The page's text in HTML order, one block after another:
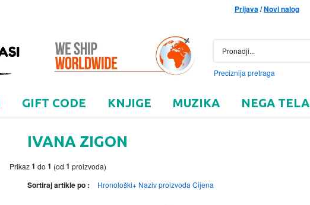
Prijava/Novi nalog
Preciznija pretraga
GIFT CODE KNJIGE MUZIKA NEGA TELA
IVANA ZIGON
Prikaz1 do 1 (od 1 proizvoda)
Sortiraj artikle po : Hronološki+ Naziv proizvoda Cijena